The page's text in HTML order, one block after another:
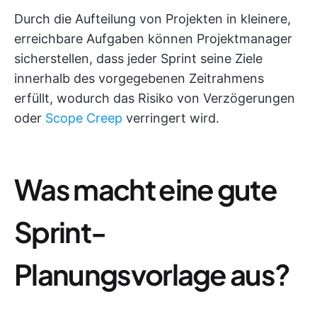
Durch die Aufteilung von Projekten in kleinere,
erreichbare Aufgaben können Projektmanager
sicherstellen, dass jeder Sprint seine Ziele
innerhalb des vorgegebenen Zeitrahmens
erfüllt, wodurch das Risiko von Verzögerungen
oder Scope Creep verringert wird.
Was macht eine gute
Sprint-
Planungsvorlage aus?